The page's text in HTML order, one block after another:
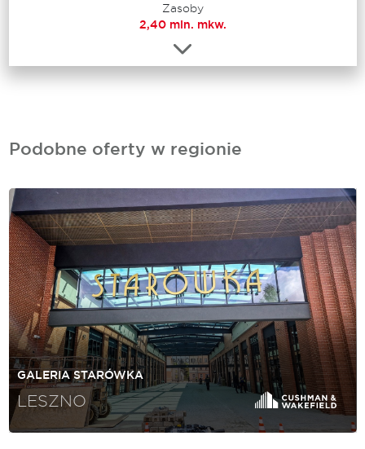
Zasoby
2,40 mln. mkw.
Podobne oferty w regionie
GALERIA STARÓWKA
LESZNO